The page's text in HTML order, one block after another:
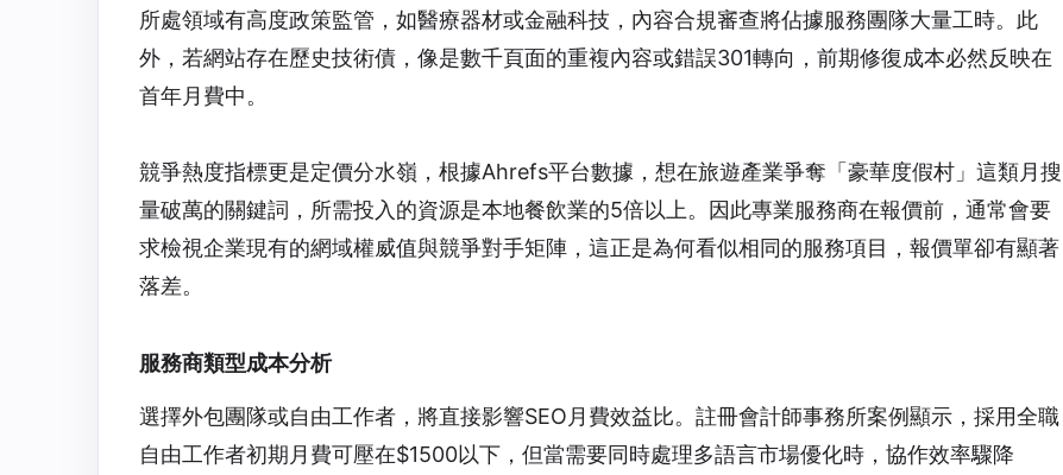
所處領域有高度政策監管，如醫療器材或金融科技，內容合規審查將佔據服務團隊大量工時。此
外，若網站存在歷史技術債，像是數千頁面的重複內容或錯誤301轉向，前期修復成本必然反映在
首年月費中。
競爭熱度指標更是定價分水嶺，根據Ahrefs平台數據，想在旅遊產業爭奪「豪華度假村」這類月搜
量破萬的關鍵詞，所需投入的資源是本地餐飲業的5倍以上。因此專業服務商在報價前，通常會要
求檢視企業現有的網域權威值與競爭對手矩陣，這正是為何看似相同的服務項目，報價單卻有顯著
落差。
服務商類型成本分析
選擇外包團隊或自由工作者，將直接影響SEO月費效益比。註冊會計師事務所案例顯示，採用全職
自由工作者初期月費可壓在$1500以下，但當需要同時處理多語言市場優化時，協作效率驟降